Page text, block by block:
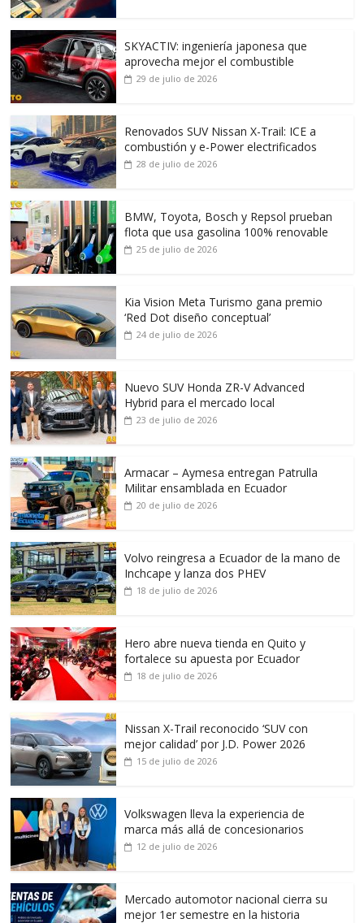
SKYACTIV: ingeniería japonesa que
aprovecha mejor el combustible
29 de julio de 2026
Renovados SUV Nissan X-Trail: ICE a
combustión y e-Power electrificados
28 de julio de 2026
BMW, Toyota, Bosch y Repsol prueban
flota que usa gasolina 100% renovable
25 de julio de 2026
Kia Vision Meta Turismo gana premio
‘Red Dot diseño conceptual’
24 de julio de 2026
Nuevo SUV Honda ZR-V Advanced
Hybrid para el mercado local
23 de julio de 2026
Armacar – Aymesa entregan Patrulla
Militar ensamblada en Ecuador
20 de julio de 2026
Volvo reingresa a Ecuador de la mano de
Inchcape y lanza dos PHEV
18 de julio de 2026
Hero abre nueva tienda en Quito y
fortalece su apuesta por Ecuador
18 de julio de 2026
Nissan X-Trail reconocido ‘SUV con
mejor calidad’ por J.D. Power 2026
15 de julio de 2026
Volkswagen lleva la experiencia de
marca más allá de concesionarios
12 de julio de 2026
Mercado automotor nacional cierra su
mejor 1er semestre en la historia